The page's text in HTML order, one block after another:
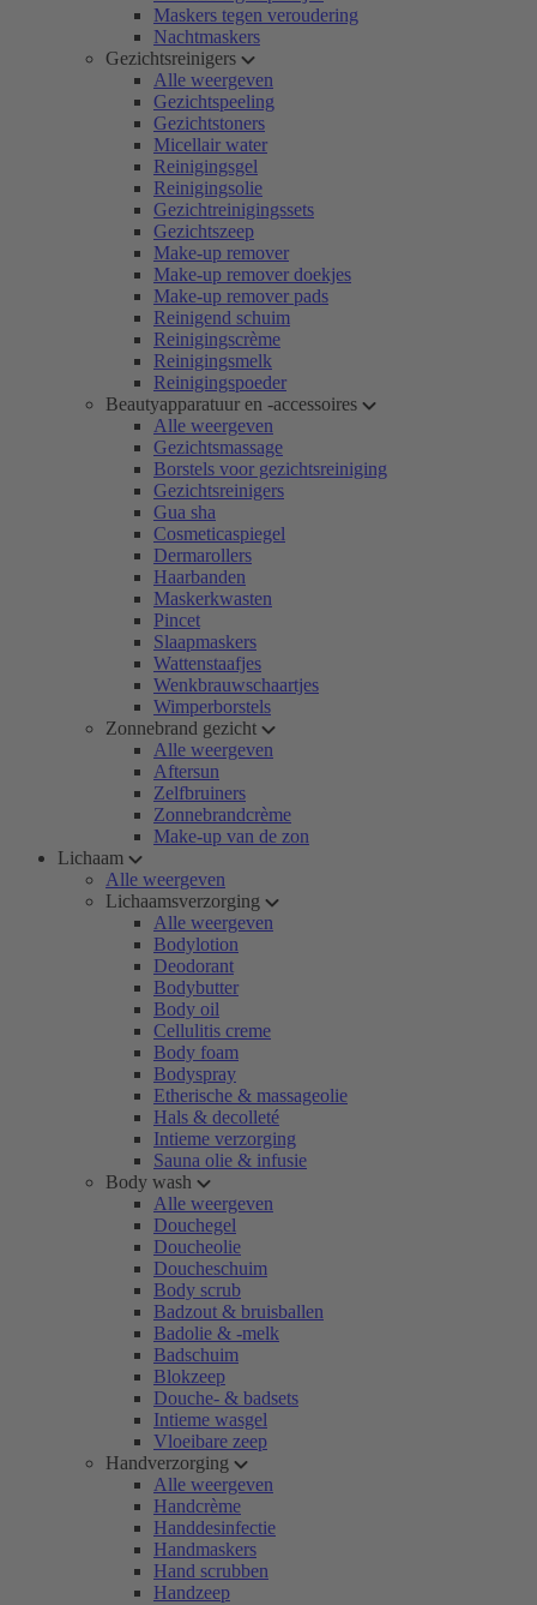
Maskers tegen veroudering
Nachtmaskers
Gezichtsreinigers
Alle weergeven
Gezichtspeeling
Gezichtstoners
Micellair water
Reinigingsgel
Reinigingsolie
Gezichtreinigingssets
Gezichtszeep
Make-up remover
Make-up remover doekjes
Make-up remover pads
Reinigend schuim
Reinigingscrème
Reinigingsmelk
Reinigingspoeder
Beautyapparatuur en -accessoires
Alle weergeven
Gezichtsmassage
Borstels voor gezichtsreiniging
Gezichtsreinigers
Gua sha
Cosmeticaspiegel
Dermarollers
Haarbanden
Maskerkwasten
Pincet
Slaapmaskers
Wattenstaafjes
Wenkbrauwschaartjes
Wimperborstels
Zonnebrand gezicht
Alle weergeven
Aftersun
Zelfbruiners
Zonnebrandcrème
Make-up van de zon
Lichaam
Alle weergeven
Lichaamsverzorging
Alle weergeven
Bodylotion
Deodorant
Bodybutter
Body oil
Cellulitis creme
Body foam
Bodyspray
Etherische & massageolie
Hals & decolleté
Intieme verzorging
Sauna olie & infusie
Body wash
Alle weergeven
Douchegel
Doucheolie
Doucheschuim
Body scrub
Badzout & bruisballen
Badolie & -melk
Badschuim
Blokzeep
Douche- & badsets
Intieme wasgel
Vloeibare zeep
Handverzorging
Alle weergeven
Handcrème
Handdesinfectie
Handmaskers
Hand scrubben
Handzeep